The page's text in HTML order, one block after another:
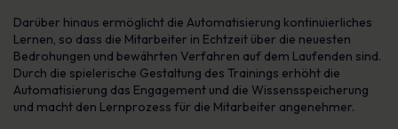
Darüber hinaus ermöglicht die Automatisierung kontinuierliches
Lernen, so dass die Mitarbeiter in Echtzeit über die neuesten
Bedrohungen und bewährten Verfahren auf dem Laufenden sind.
Durch die spielerische Gestaltung des Trainings erhöht die
Automatisierung das Engagement und die Wissensspeicherung
und macht den Lernprozess für die Mitarbeiter angenehmer.